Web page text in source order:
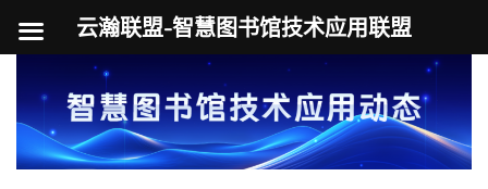
至
内
容
云瀚联盟-智慧图书馆技术应用联盟